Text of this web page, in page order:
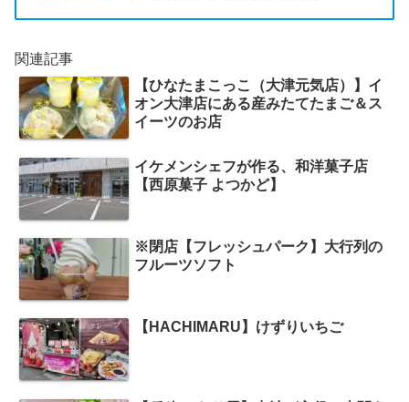
関連記事
【ひなたまこっこ（大津元気店）】イ
オン大津店にある産みたてたまご＆ス
イーツのお店
イケメンシェフが作る、和洋菓子店
【西原菓子 よつかど】
※閉店【フレッシュパーク】大行列の
フルーツソフト
【HACHIMARU】けずりいちご